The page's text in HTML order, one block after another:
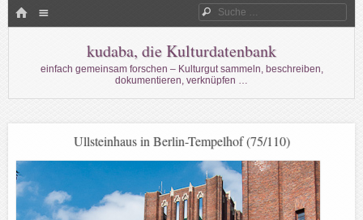
HOME Suche
kudaba, die Kulturdatenbank
einfach gemeinsam forschen – Kulturgut sammeln, beschreiben,
dokumentieren, verknüpfen …
Ullsteinhaus in Berlin-Tempelhof (75/110)